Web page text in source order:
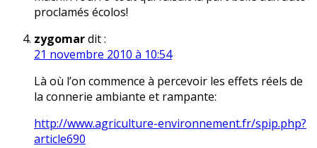
proclamés écolos!
zygomardit :
21 novembre 2010 à 10:54
Là où l’on commence à percevoir les effets réels de
la connerie ambiante et rampante:
http://www.agriculture-environnement.fr/spip.php?
article690